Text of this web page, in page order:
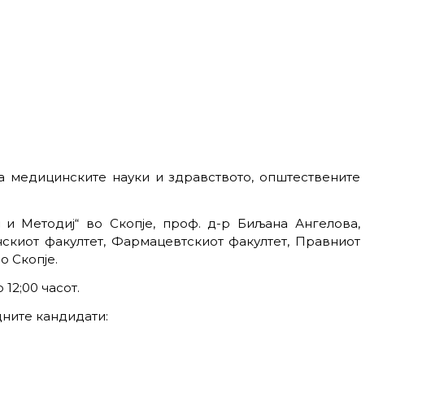
науки и здравството, општествените
Методиј“ во Скопје, проф. д-р Биљана Ангелова,
факултет, Фармацевтскиот факултет, Правниот
Скопје.
часот.
кандидати: